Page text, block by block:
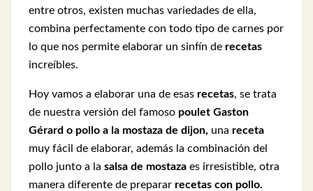
entre otros, existen muchas variedades de ella,
combina perfectamente con todo tipo de carnes por
lo que nos permite elaborar un sinfín de recetas
increíbles.
Hoy vamos a elaborar una de esas recetas, se trata
de nuestra versión del famoso poulet Gaston
Gérard o pollo a la mostaza de dijon, una receta
muy fácil de elaborar, además la combinación del
pollo junto a la salsa de mostaza es irresistible, otra
manera diferente de preparar recetas con pollo.